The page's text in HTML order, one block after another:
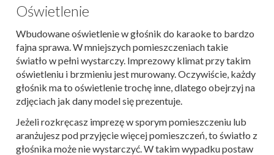
Oświetlenie
Wbudowane oświetlenie w głośnik do karaoke to bardzo
fajna sprawa. W mniejszych pomieszczeniach takie
światło w pełni wystarczy. Imprezowy klimat przy takim
oświetleniu i brzmieniu jest murowany. Oczywiście, każdy
głośnik ma to oświetlenie trochę inne, dlatego obejrzyj na
zdjęciach jak dany model się prezentuje.
Jeżeli rozkręcasz imprezę w sporym pomieszczeniu lub
aranżujesz pod przyjęcie więcej pomieszczeń, to światło z
głośnika może nie wystarczyć. W takim wypadku postaw